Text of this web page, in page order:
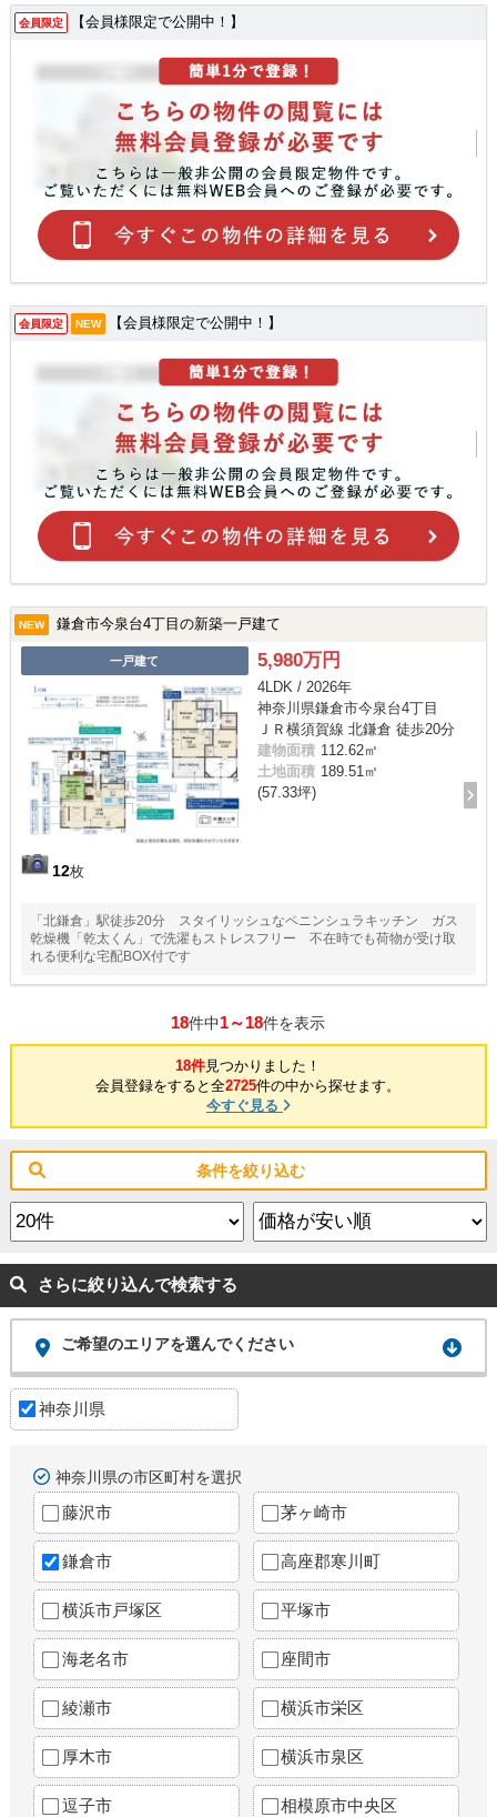
会員限定 【会員様限定で公開中！】
会員限定 NEW 【会員様限定で公開中！】
NEW 鎌倉市今泉台4丁目の新築一戸建て
一戸建て
12枚
5,980万円
4LDK / 2026年
神奈川県鎌倉市今泉台4丁目
ＪＲ横須賀線 北鎌倉 徒歩20分
建物面積 112.62㎡
土地面積 189.51㎡
(57.33坪)
「北鎌倉」駅徒歩20分 スタイリッシュなペニンシュラキッチン ガス
乾燥機「乾太くん」で洗濯もストレスフリー 不在時でも荷物が受け取
れる便利な宅配BOX付です
18件中1～18件を表示
18件見つかりました！
会員登録をすると全2725件の中から探せます。
今すぐ見る
条件を絞り込む
さらに絞り込んで検索する
ご希望のエリアを選んでください
神奈川県
神奈川県の市区町村を選択
藤沢市 茅ヶ崎市
鎌倉市 高座郡寒川町
横浜市戸塚区 平塚市
海老名市 座間市
綾瀬市 横浜市栄区
厚木市 横浜市泉区
逗子市 相模原市中央区